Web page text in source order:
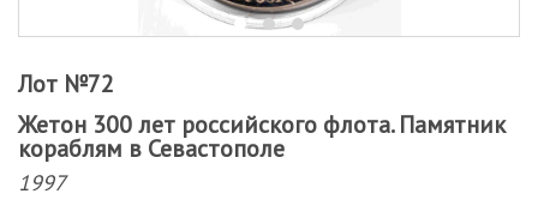
Лот №72
Жетон 300 лет российского флота. Памятник
кораблям в Севастополе
1997